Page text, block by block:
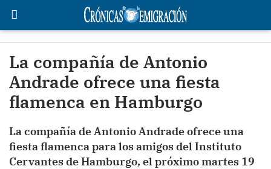
La compañía de Antonio
Andrade ofrece una fiesta
flamenca en Hamburgo
La compañía de Antonio Andrade ofrece una
fiesta flamenca para los amigos del Instituto
Cervantes de Hamburgo, el próximo martes 19